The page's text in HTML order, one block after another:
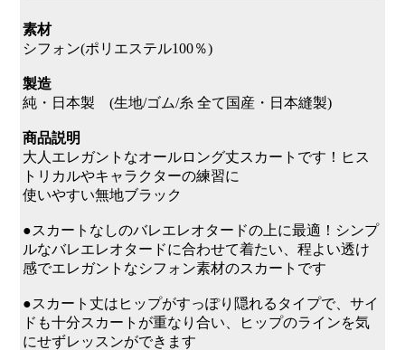
素材
シフォン(ポリエステル100％)
製造
純・日本製 (生地/ゴム/糸 全て国産・日本縫製)
商品説明
大人エレガントなオールロング丈スカートです！ヒス
トリカルやキャラクターの練習に
使いやすい無地ブラック
●スカートなしのバレエレオタードの上に最適！シンプ
ルなバレエレオタードに合わせて着たい、程よい透け
感でエレガントなシフォン素材のスカートです
●スカート丈はヒップがすっぽり隠れるタイプで、サイ
ドも十分スカートが重なり合い、ヒップのラインを気
にせずレッスンができます